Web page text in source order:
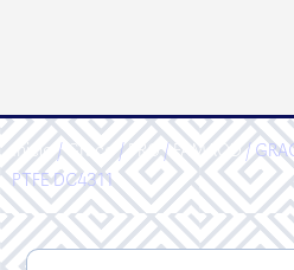
Inicio/Graco/PRO/FAMAOD/
PTFE DC4311